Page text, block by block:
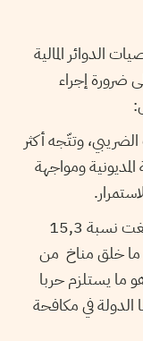
الدوائر المالية
ضرورة إجراء
وتتّجه أكثر
ومواجهة
ثانيا: مواجهة ارتفاع نسب البطالة، التي بلغت نسبة 15,3
الأول من سنة 2019وهو ما خلق مناخ من
ما يستلزم حربا
الدولة في مكافحة